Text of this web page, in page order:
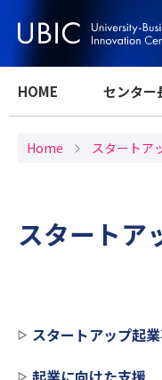
HOME センター
Home スタートア
スタートア
スタートアップ起